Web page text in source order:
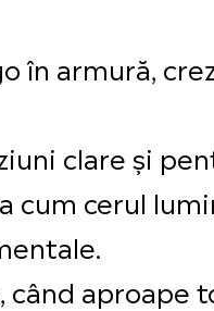
în armură,
clare și
cerul
când aproape